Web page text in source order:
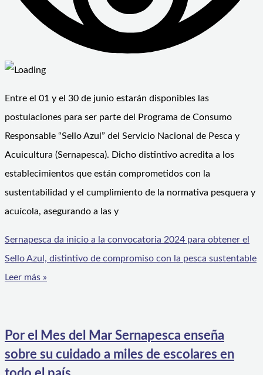
Entre el 01 y el 30 de junio estarán disponibles las
postulaciones para ser parte del Programa de Consumo
Responsable “Sello Azul” del Servicio Nacional de Pesca y
Acuicultura (Sernapesca). Dicho distintivo acredita a los
establecimientos que están comprometidos con la
sustentabilidad y el cumplimiento de la normativa pesquera y
acuícola, asegurando a las y
Sernapesca da inicio a la convocatoria 2024 para obtener el
Sello Azul, distintivo de compromiso con la pesca sustentable
Leer más »
Por el Mes del Mar Sernapesca enseña
sobre su cuidado a miles de escolares en